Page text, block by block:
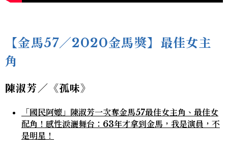
【金馬57／2020金馬獎】最佳女主
角
陳淑芳／《孤味》
「國民阿嬤」陳淑芳一次奪金馬57最佳女主角、最佳女
配角！感性淚灑舞台：63年才拿到金馬，我是演員，不
是明星！